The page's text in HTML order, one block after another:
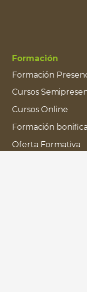
Formación
Formación
Cursos
Cursos Online
Formación
Oferta Formativa